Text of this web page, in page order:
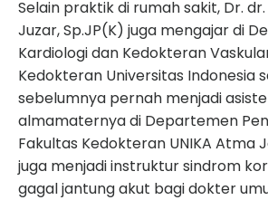
Selain praktik di rumah sakit, Dr.
Juzar, Sp.JP(K) juga mengajar di
Kardiologi dan Kedokteran
Kedokteran Universitas Indonesia
sebelumnya pernah menjadi
almamaternya di Departemen
Fakultas Kedokteran UNIKA Atma
juga menjadi instruktur sindrom
gagal jantung akut bagi dokter